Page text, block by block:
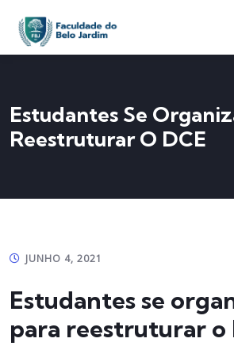
Estudantes Se
Reestruturar O DCE
JUNHO 4, 2021
Estudantes se
para reestruturar o